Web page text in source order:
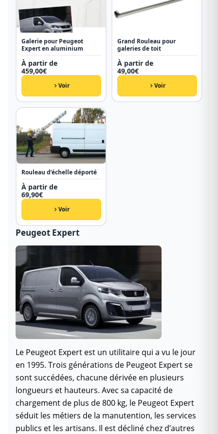
Galerie pour Peugeot
Expert en aluminium
À partir de
459,00€
Voir
Grand Rouleau pour
galeries de toit
À partir de
49,00€
Voir
Rouleau d’échelle déporté
À partir de
69,90€
Voir
Peugeot Expert
Le Peugeot Expert est un utilitaire qui a vu le jour
en 1995. Trois générations de Peugeot Expert se
sont succédées, chacune dérivée en plusieurs
longueurs et hauteurs. Avec sa capacité de
chargement de plus de 800 kg, le Peugeot Expert
séduit les métiers de la manutention, les services
publics et les artisans. Il est décliné chez d’autres